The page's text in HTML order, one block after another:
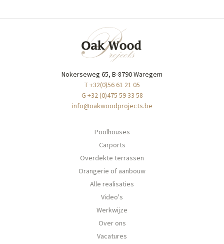
Nokerseweg 65, B-8790 Waregem
T +32(0)56 61 21 05
G +32 (0)475 59 33 58
info@oakwoodprojects.be
Poolhouses
Carports
Overdekte terrassen
Orangerie of aanbouw
Alle realisaties
Video's
Werkwijze
Over ons
Vacatures